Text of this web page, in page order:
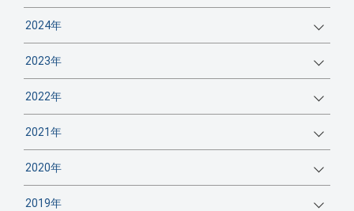
2024年
2023年
2022年
2021年
2020年
2019年